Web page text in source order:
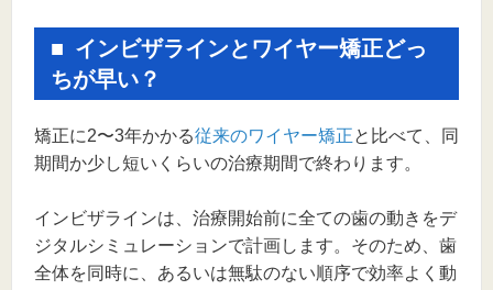
インビザラインとワイヤー矯正どっ
ちが早い？
矯正に2〜3年かかる従来のワイヤー矯正と比べて、同
期間か少し短いくらいの治療期間で終わります。
インビザラインは、治療開始前に全ての歯の動きをデ
ジタルシミュレーションで計画します。そのため、歯
全体を同時に、あるいは無駄のない順序で効率よく動